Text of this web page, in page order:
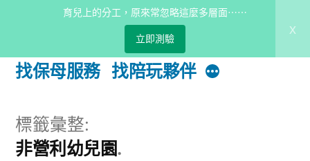
育兒上的分工，原來常忽略這麼多層面⋯⋯
立即測驗
x
Bananny托育小幫手
完整的育兒資源
找保母服務 找陪玩夥伴更
標籤彙整:
非營利幼兒園